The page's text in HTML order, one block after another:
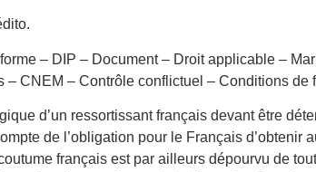
– DIP – Document – Droit applicable –
CNEM – Contrôle conflictuel – Conditions de
d’un ressortissant français devant être
de l’obligation pour le Français d’obtenir
français est par ailleurs dépourvu de